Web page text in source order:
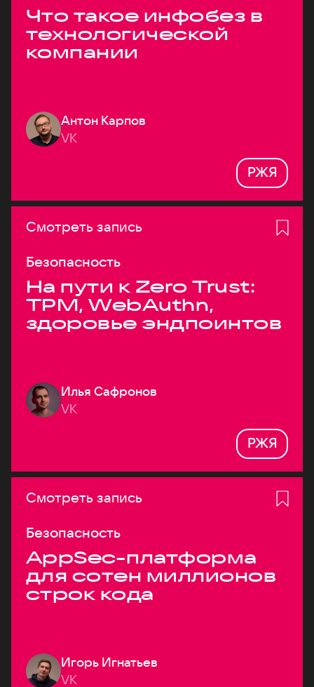
Что такое инфобез в
технологической
компании
Антон Карпов
VK
РЖЯ
Смотреть запись
Безопасность
На пути к Zero Trust:
TPM, WebAuthn,
здоровье эндпоинтов
Илья Сафронов
VK
РЖЯ
Смотреть запись
Безопасность
AppSec-платформа
для сотен миллионов
строк кода
Игорь Игнатьев
VK